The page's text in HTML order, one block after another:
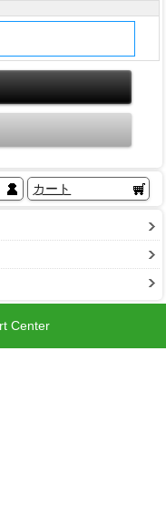
カート
Center